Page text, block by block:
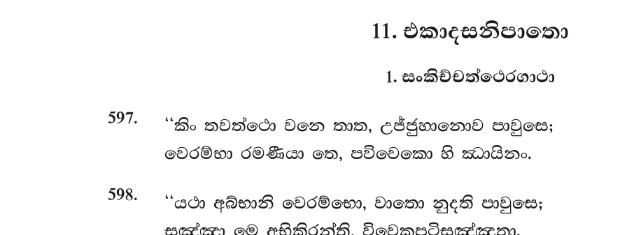
11. එකාදසනිපාතො
1. සංකිච්චත්ථෙරගාථා
597. ‘‘කිං තවත්ථො වනෙ තාත, උජ්ජුහානොව පාවුසෙ;
වෙරම්භා රමණීයා තෙ, පවිවෙකො හි ඣායිනං.
598.
‘‘යථා අබ්භානි වෙරම්භො, වාතො නුදති පාවුසෙ;